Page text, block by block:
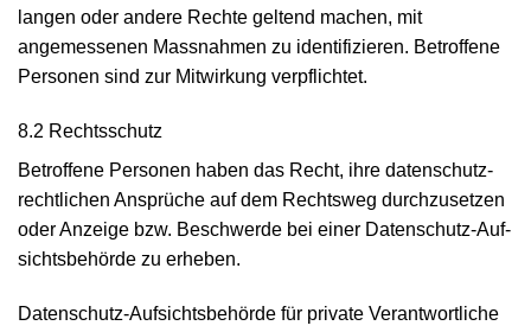
langen oder andere Rechte geltend machen, mit
angemessenen Mass­nahmen zu identi­fizieren. Betroffene
Personen sind zur Mit­wirkung verpflichtet.
8.2 Rechtsschutz
Betroffene Personen haben das Recht, ihre daten­schutz­
rechtlichen Ansprüche auf dem Recht­sweg durch­zusetzen
oder Anzeige bzw. Beschwerde bei einer Daten­schutz-Auf­
sichts­behörde zu erheben.
Daten­schutz-Aufsichts­behörde für private Verantwortliche